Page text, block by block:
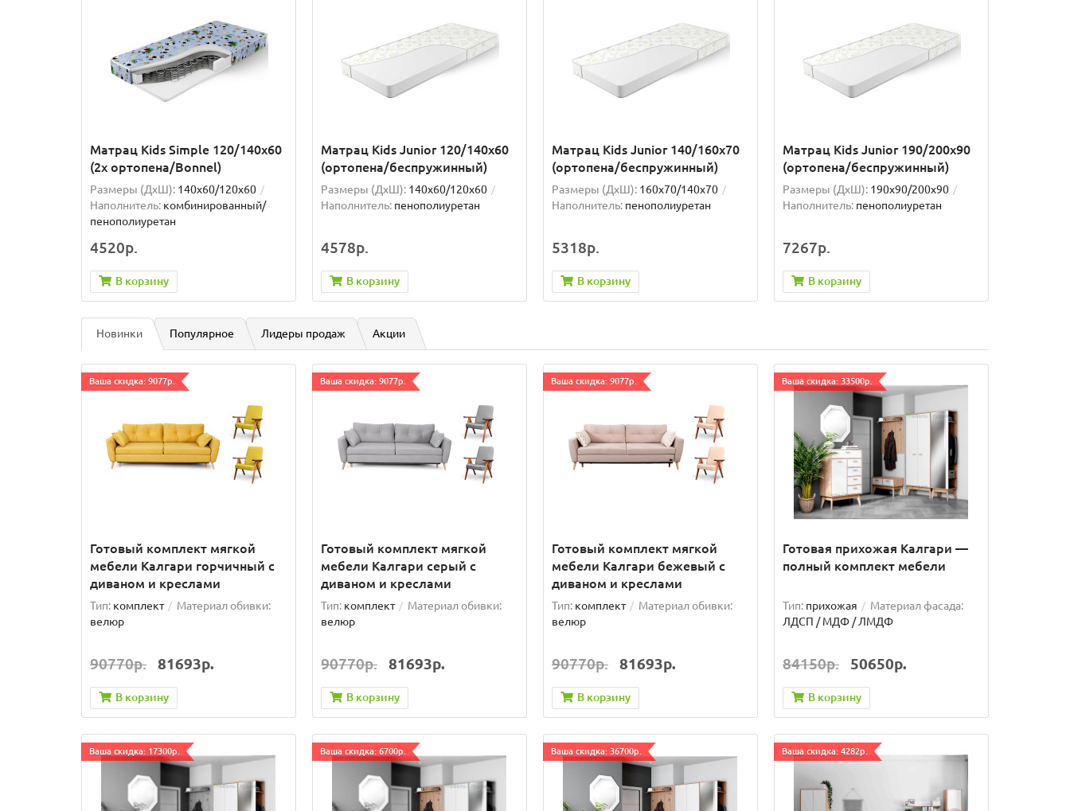
Матрац Kids Simple 120/140x60
(2x ортопена/Bonnel)
Размеры (ДxШ): 140x60/120x60
Наполнитель: комбинированный/
пенополиуретан
4520р.
В корзину
Матрац Kids Junior 120/140x60
(ортопена/беспружинный)
Размеры (ДxШ): 140x60/120x60
Наполнитель: пенополиуретан
4578р.
В корзину
Матрац Kids Junior 140/160x70
(ортопена/беспружинный)
Размеры (ДxШ): 160x70/140x70
Наполнитель: пенополиуретан
5318р.
В корзину
Матрац Kids Junior 190/200x90
(ортопена/беспружинный)
Размеры (ДxШ): 190x90/200x90
Наполнитель: пенополиуретан
7267р.
В корзину
Новинки Популярное Лидеры продаж Акции
Ваша скидка: 9077р.
Готовый комплект мягкой
мебели Калгари горчичный с
диваном и креслами
Тип: комплект
Материал обивки:
велюр
90770р. 81693р.
В корзину
Ваша скидка: 9077р.
Готовый комплект мягкой
мебели Калгари серый с
диваном и креслами
Тип: комплект
Материал обивки:
велюр
90770р. 81693р.
В корзину
Ваша скидка: 9077р.
Готовый комплект мягкой
мебели Калгари бежевый с
диваном и креслами
Тип: комплект
Материал обивки:
велюр
90770р. 81693р.
В корзину
Ваша скидка: 33500р.
Готовая прихожая Калгари —
полный комплект мебели
Тип: прихожая
Материал фасада:
ЛДСП / МДФ / ЛМДФ
84150р. 50650р.
В корзину
Ваша скидка: 17300р. Ваша скидка: 6700р. Ваша скидка: 36700р. Ваша скидка: 4282р.